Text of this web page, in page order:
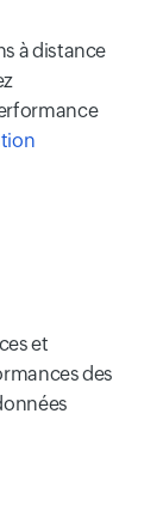
à distance
et
des